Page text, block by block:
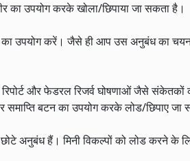
का उपयोग करके खोला/छिपाया जा सकता है।
का उपयोग करें। जैसे ही आप उस अनुबंध का
और फेडरल रिजर्व घोषणाओं जैसे
समाप्ति बटन का उपयोग करके लोड/छिपाए
अनुबंध हैं। मिनी विकल्पों को लोड करने के